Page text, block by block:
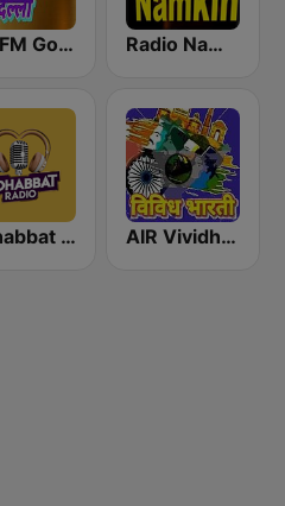
AIR FM Gold Dehli Radio Namkin
Mohabbat Radio AIR Vividh Bharati